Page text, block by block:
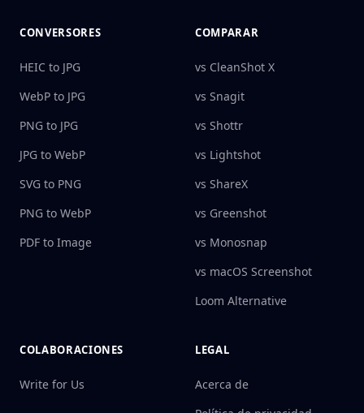
CONVERSORES
HEIC to JPG
WebP to JPG
PNG to JPG
JPG to WebP
SVG to PNG
PNG to WebP
PDF to Image
COMPARAR
vs CleanShot X
vs Snagit
vs Shottr
vs Lightshot
vs ShareX
vs Greenshot
vs Monosnap
vs macOS Screenshot
Loom Alternative
COLABORACIONES
Write for Us
LEGAL
Acerca de